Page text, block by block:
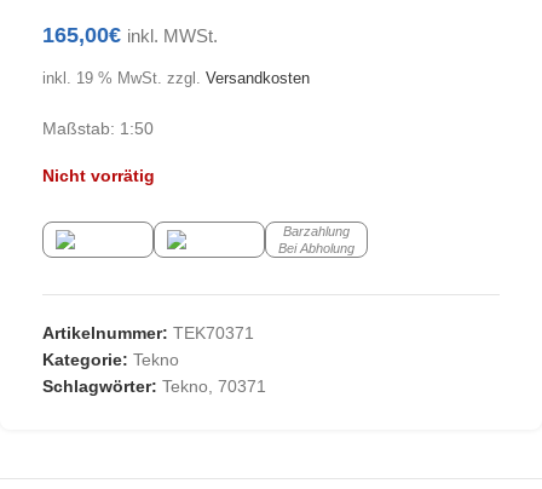
165,00€ inkl. MWSt.
inkl. 19 % MwSt. zzgl. Versandkosten
Maßstab: 1:50
Nicht vorrätig
Barzahlung
Bei Abholung
Artikelnummer: TEK70371
Kategorie: Tekno
Schlagwörter: Tekno, 70371